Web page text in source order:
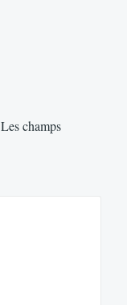
Les champs